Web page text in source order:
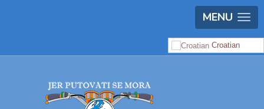
MENU
Croatian